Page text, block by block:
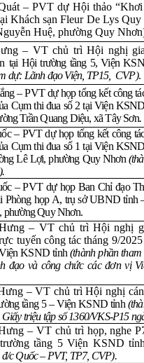
– PVT dự Hội thảo “Khơi
Khách sạn Fleur De Lys
Huệ, phường Quy
– VT chủ trì Hội nghị
tại Hội trường tầng 5, Viện
dự: Lãnh đạo Viện, TP15, CVP).
– PVT dự họp tổng kết công
Cụm thi đua số 2 tại Viện
Trần Quang Diệu, xã Tây Sơn.
– PVT dự họp tổng kết công
Cụm thi đua số 1 tại Viện
Lê Lợi, phường Quy Nhơn
– PVT dự họp Ban Chỉ đạo
Phòng họp A, trụ sở UBND tỉnh
phường Quy Nhơn.
– VT chủ trì Hội nghị
tuyến công tác tháng 9/2025
KSND tỉnh(thành phần
đạo và công chức các đơn vị
– VT chủ trì Hội nghị
tầng 5 – Viện KSND tỉnh
triệu tập số 1360/VKS-P15
– VT chủ trì họp, nghe
tầng 5 Viện KSND
c Quốc – PVT, TP7, CVP).